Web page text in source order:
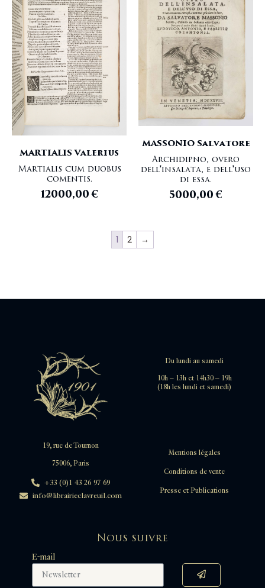
MARTIALIS Valerius
Martialis cum duobus
comentis.
12000,00€
MASSONIO Salvatore
Archidipno, overo
dell'insalata, e dell'uso
di essa.
5000,00€
1 2 →
Du lundi au samedi
10h – 13h et 14h30 – 19h
(18h les lundi et samedi)
19, rue de Tournon
75006, Paris
+33 (0)1 43 26 97 69
info@librairieclavreuil.com
Mentions légales
Conditions de vente
Presse et Publications
Nous suivre
E-mail